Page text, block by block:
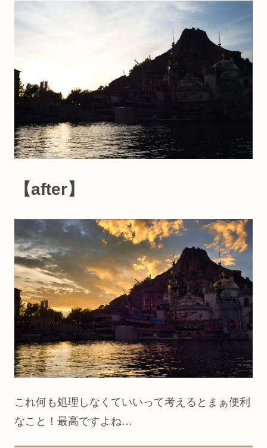
【after】
これ何も処理しなくていいって考えるとまぁ便利
なこと！最高ですよね…